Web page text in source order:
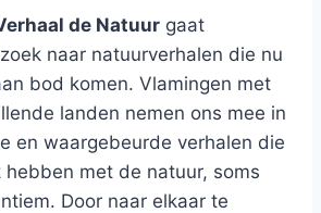
de Natuur gaat
naar natuurverhalen die nu
bod komen. Vlamingen met
landen nemen ons mee in
en waargebeurde verhalen die
hebben met de natuur, soms
Door naar elkaar te